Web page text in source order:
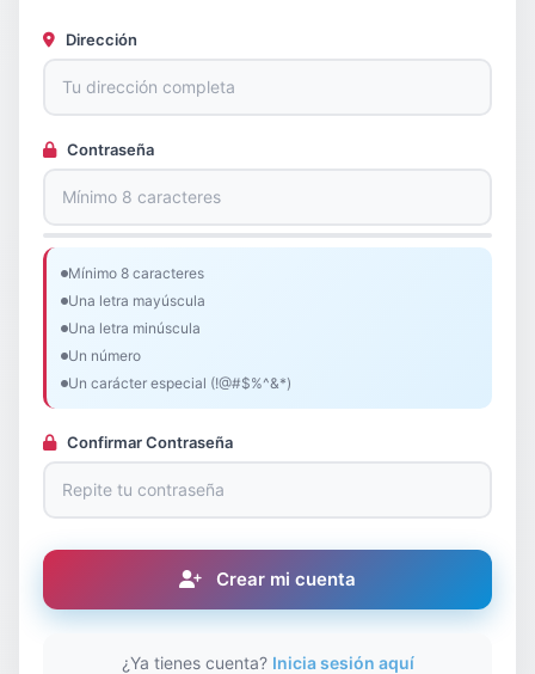
Dirección
Contraseña
Mínimo 8 caracteres
Una letra mayúscula
Una letra minúscula
Un número
Un carácter especial (!@#$%^&*)
Confirmar Contraseña
Crear mi cuenta
¿Ya tienes cuenta? Inicia sesión aquí